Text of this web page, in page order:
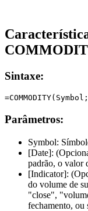
Sintaxe:
Parâmetros:
Symbol:
[Date]:
padrão, o valor
[Indicator]:
do volume de
"close",
fechamento, ou